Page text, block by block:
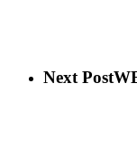
Next Post